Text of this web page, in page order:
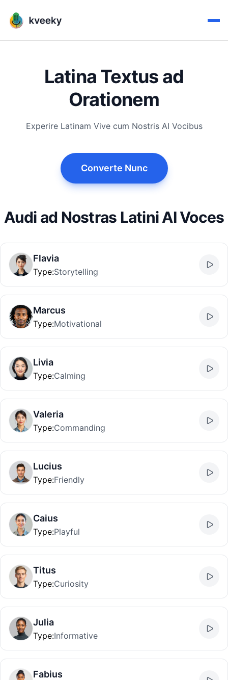
Latina Textus ad
Orationem
Experire Latinam Vive cum Nostris AI Vocibus
Converte Nunc
Audi ad Nostras Latini AI Voces
Flavia
Type:Storytelling
Marcus
Type:Motivational
Livia
Type:Calming
Valeria
Type:Commanding
Lucius
Type:Friendly
Caius
Type:Playful
Titus
Type:Curiosity
Julia
Type:Informative
Fabius